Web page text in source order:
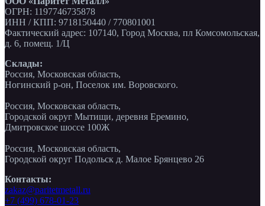
ОГРН: 1197746735878
ИНН / КПП: 9718150440 / 770801001
Фактический адрес: 107140, Город Москва, пл Комсомольская,
д. 6, помещ. 1/Ц
Склады:
Россия, Московская область,
Ногинский р-он, Поселок им. Воровского.
Россия, Московская область,
Городской округ Мытищи, деревня Еремино,
Дмитровское шоссе 100Ж
Россия, Московская область,
Городской округ Подольск д. Малое Брянцево 26
Контакты:
zakaz@paritetmetall.ru
+7 (499) 678-01-23